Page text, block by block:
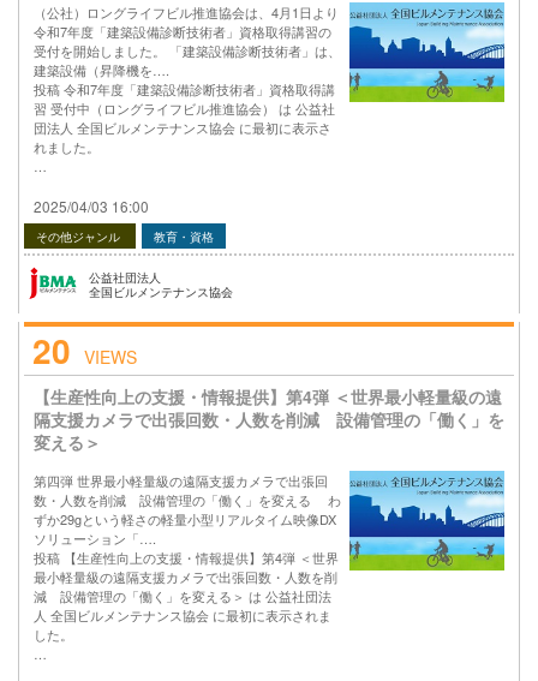
（公社）ロングライフビル推進協会は、4月1日より
令和7年度「建築設備診断技術者」資格取得講習の
受付を開始しました。 「建築設備診断技術者」は、
建築設備（昇降機を….
投稿 令和7年度「建築設備診断技術者」資格取得講
習 受付中（ロングライフビル推進協会） は 公益社
団法人 全国ビルメンテナンス協会 に最初に表示さ
れました。
2025/04/03 16:00
その他ジャンル 教育・資格
公益社団法人
全国ビルメンテナンス協会
20 VIEWS
【生産性向上の支援・情報提供】第4弾 ＜世界最小軽量級の遠
隔支援カメラで出張回数・人数を削減 設備管理の「働く」を
変える＞
第四弾 世界最小軽量級の遠隔支援カメラで出張回
数・人数を削減 設備管理の「働く」を変える わ
ずか29gという軽さの軽量小型リアルタイム映像DX
ソリューション「….
投稿 【生産性向上の支援・情報提供】第4弾 ＜世界
最小軽量級の遠隔支援カメラで出張回数・人数を削
減 設備管理の「働く」を変える＞ は 公益社団法
人 全国ビルメンテナンス協会 に最初に表示されま
した。